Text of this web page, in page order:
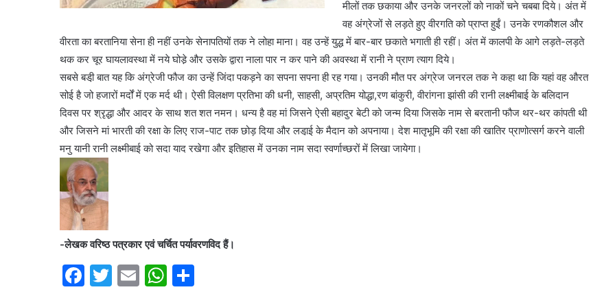
मीलों तक छकाया और उनके जनरलों को नाकों चने चबबा दिये। अंत में
वह अंग्रेजों से लड़ते हुए वीरगति को प्राप्त हुईं। उनके रणकौशल और
वीरता का बरतानिया सेना ही नहीं उनके सेनापतियों तक ने लोहा माना। वह उन्हें युद्ध में बार-बार छकाते भगाती ही रहीं। अंत में कालपी के आगे लड़ते-लड़ते
थक कर चूर घायलावस्था में नये घोडे़ और उसके द्वारा नाला पार न कर पाने की अवस्था में रानी ने प्राण त्याग दिये।
सबसे बडी़ बात यह कि अंग्रेजी फौज का उन्हें जिंदा पकड़ने का सपना सपना ही रह गया। उनकी मौत पर अंग्रेज जनरल तक ने कहा था कि यहां वह औरत
सोई है जो हजारों मर्दों में एक मर्द थी। ऐसी विलक्षण प्रतिभा की धनी, साहसी, अप्रतिम योद्धा,रण बांकुरी, वीरांगना झांसी की रानी लक्ष्मीबाई के बलिदान
दिवस पर श्रृद्धा और आदर के साथ शत शत नमन। धन्य है वह मां जिसने ऐसी बहादुर बेटी को जन्म दिया जिसके नाम से बरतानी फौज थर-थर कांपती थी
और जिसने मां भारती की रक्षा के लिए राज-पाट तक छोड़ दिया और लडा़ई के मैदान को अपनाया। देश मातृभूमि की रक्षा की खातिर प्राणोत्सर्ग करने वाली
मनु यानी रानी लक्ष्मीबाई को सदा याद रखेगा और इतिहास में उनका नाम सदा स्वर्णाच्छरों में लिखा जायेगा।
-लेखक वरिष्ठ पत्रकार एवं चर्चित पर्यावरणविद हैं।
F
T
E
W
एकता का महाकुंभ
यात्रा का भव्य
छोड़ो
आंदोलन
की
नायिका
अरुणा
आसफ
अली
को
दिल्ली
1 week ago
भारत छोड़ो आंदोलन की नायिका अरुणा
आसफ अली को दिल्ली कांग्रेस का नमन
Anti
Paper
Leak
Bill
2026:
पेपर
माफिया
पर
बड़ी
1 week ago
Anti Paper Leak Bill 2026: पेपर लीक
माफिया पर बड़ी चोट, लोकसभा से एंटी
पेपर लीक संशोधन बिल 2026 को मंजूरी